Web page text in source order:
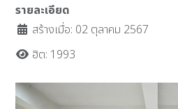
รายละเอียด
สร้างเมื่อ: 02 ตุลาคม 2567
ฮิต: 1993